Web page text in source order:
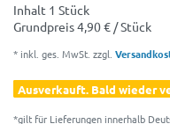
Inhalt 1 Stück
Grundpreis4,90 € / Stück
* inkl. ges. MwSt. zzgl.
Ausverkauft. Bald wieder
*gilt für Lieferungen innerhalb